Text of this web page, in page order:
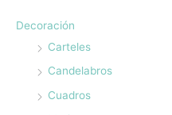
Decoración
Carteles
Candelabros
Cuadros